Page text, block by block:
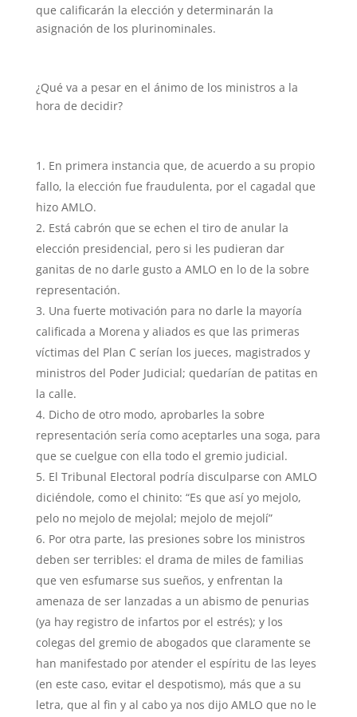
que calificarán la elección y determinarán la
asignación de los plurinominales.
¿Qué va a pesar en el ánimo de los ministros a la
hora de decidir?
En primera instancia que, de acuerdo a su propio
fallo, la elección fue fraudulenta, por el cagadal que
hizo AMLO.
Está cabrón que se echen el tiro de anular la
elección presidencial, pero si les pudieran dar
ganitas de no darle gusto a AMLO en lo de la sobre
representación.
Una fuerte motivación para no darle la mayoría
calificada a Morena y aliados es que las primeras
víctimas del Plan C serían los jueces, magistrados y
ministros del Poder Judicial; quedarían de patitas en
la calle.
Dicho de otro modo, aprobarles la sobre
representación sería como aceptarles una soga, para
que se cuelgue con ella todo el gremio judicial.
El Tribunal Electoral podría disculparse con AMLO
diciéndole, como el chinito: “Es que así yo mejolo,
pelo no mejolo de mejolal; mejolo de mejolí”
Por otra parte, las presiones sobre los ministros
deben ser terribles: el drama de miles de familias
que ven esfumarse sus sueños, y enfrentan la
amenaza de ser lanzadas a un abismo de penurias
(ya hay registro de infartos por el estrés); y los
colegas del gremio de abogados que claramente se
han manifestado por atender el espíritu de las leyes
(en este caso, evitar el despotismo), más que a su
letra, que al fin y al cabo ya nos dijo AMLO que no le